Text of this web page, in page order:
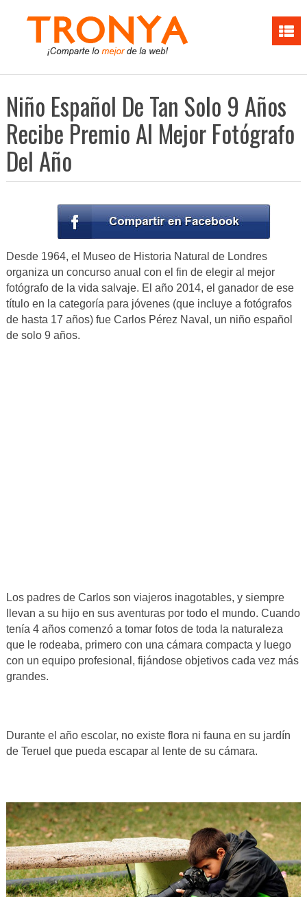
Niño Español De Tan Solo 9 Años
Recibe Premio Al Mejor Fotógrafo
Del Año
Desde 1964, el Museo de Historia Natural de Londres
organiza un concurso anual con el fin de elegir al mejor
fotógrafo de la vida salvaje. El año 2014, el ganador de ese
título en la categoría para jóvenes (que incluye a fotógrafos
de hasta 17 años) fue Carlos Pérez Naval, un niño español
de solo 9 años.
Los padres de Carlos son viajeros inagotables, y siempre
llevan a su hijo en sus aventuras por todo el mundo. Cuando
tenía 4 años comenzó a tomar fotos de toda la naturaleza
que le rodeaba, primero con una cámara compacta y luego
con un equipo profesional, fijándose objetivos cada vez más
grandes.
Durante el año escolar, no existe flora ni fauna en su jardín
de Teruel que pueda escapar al lente de su cámara.